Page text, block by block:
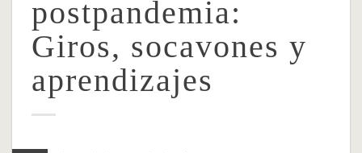
postpandemia:
Giros, socavones y
aprendizajes